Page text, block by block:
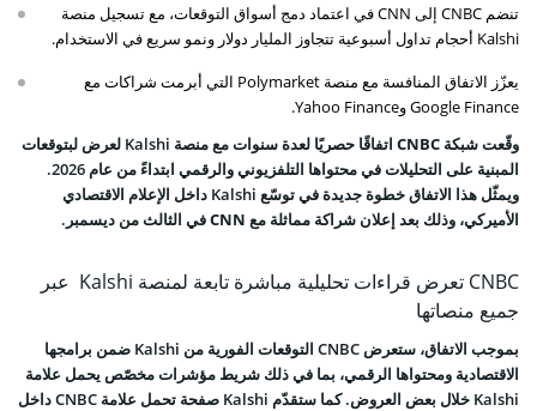
تنضم CNBC إلى CNN في اعتماد دمج أسواق التوقعات، مع تسجيل منصة
Kalshi أحجام تداول أسبوعية تتجاوز المليار دولار ونمو سريع في الاستخدام.
يعزّز الاتفاق المنافسة مع منصة Polymarket التي أبرمت شراكات مع
Google Finance وYahoo Finance.
وقّعت شبكة CNBC اتفاقًا حصريًا لعدة سنوات مع منصة Kalshi لعرض لبتوقعات
المبنية على التحليلات في محتواها التلفزيوني والرقمي ابتداءً من عام 2026.
ويمثّل هذا الاتفاق خطوة جديدة في توسّع Kalshi داخل الإعلام الاقتصادي
الأميركي، وذلك بعد إعلان شراكة مماثلة مع CNNفي الثالث من ديسمبر.
CNBC تعرض قراءات تحليلية مباشرة تابعة لمنصة Kalshi عبر
جميع منصاتها
بموجب الاتفاق، ستعرض CNBC التوقعات الفورية من Kalshi ضمن برامجها
الاقتصادية ومحتواها الرقمي، بما في ذلك شريط مؤشرات مخصّص يحمل علامة
Kalshi خلال بعض العروض. كما ستقدّم Kalshi صفحة تحمل علامة CNBC داخل